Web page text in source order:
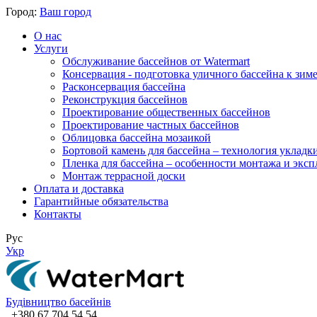
Город: Ваш город
О нас
Услуги
Обслуживание бассейнов от Watermart
Консервация - подготовка уличного бассейна к зиме
Расконсервация бассейна
Реконструкция бассейнов
Проектирование общественных бассейнов
Проектирование частных бассейнов
​Облицовка бассейна мозаикой
Бортовой камень для бассейна – технология
Пленка для бассейна – особенности монтажа и
Монтаж террасной доски
Оплата и доставка
Гарантийные обязательства
Контакты
Рус
Укр
Будівництво басейнів
+380 67 704 54 54